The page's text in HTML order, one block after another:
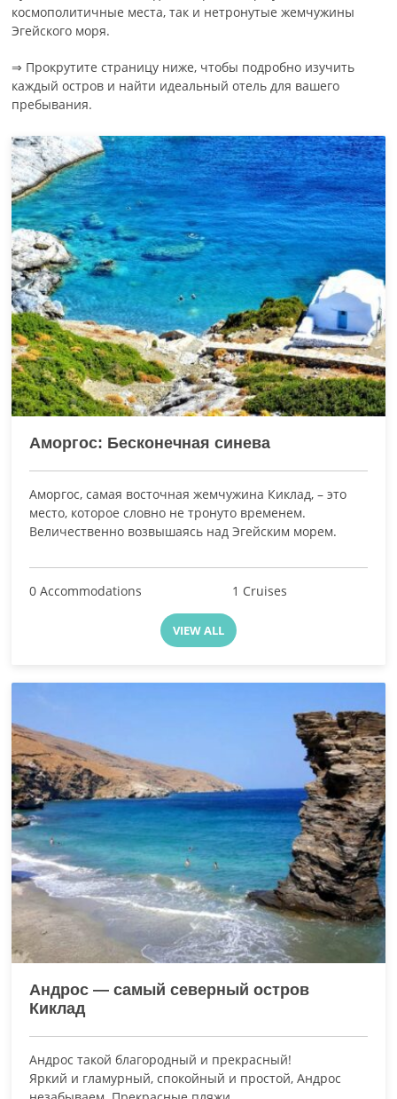
космополитичные места, так и нетронутые жемчужины
Эгейского моря.
⇒ Прокрутите страницу ниже, чтобы подробно изучить
каждый остров и найти идеальный отель для вашего
пребывания.
Аморгос: Бесконечная синева
Аморгос, самая восточная жемчужина Киклад, – это
место, которое словно не тронуто временем.
Величественно возвышаясь над Эгейским морем.
0 Accommodations 1 Cruises
VIEW ALL
Андрос — самый северный остров
Киклад
Андрос такой благородный и прекрасный!
Яркий и гламурный, спокойный и простой, Андрос